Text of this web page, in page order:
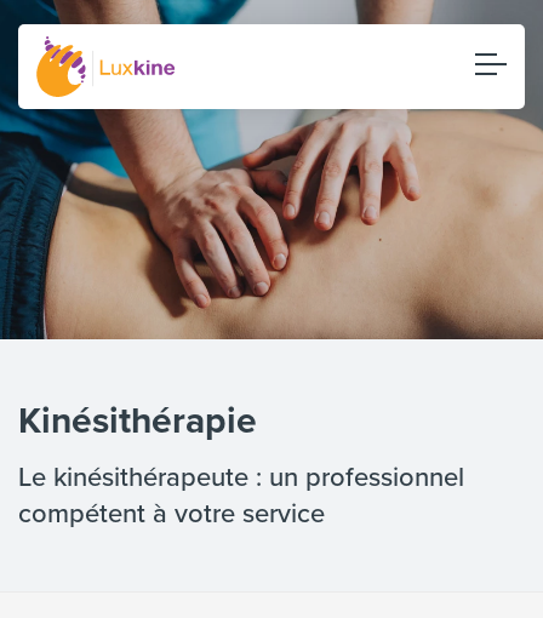
Kinésithérapie
Le kinésithérapeute : un professionnel
compétent à votre service